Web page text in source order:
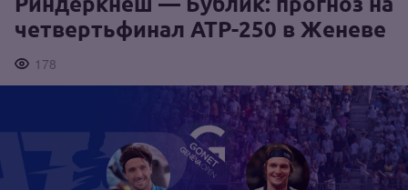
четвертьфинал ATP-250 в Женеве
178